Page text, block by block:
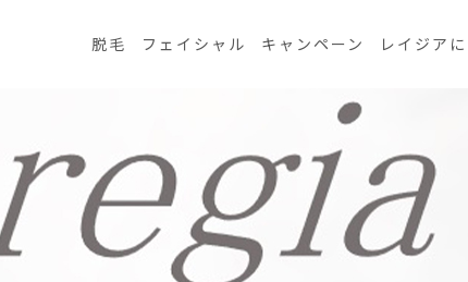
脱毛 フェイシャル キャンペーン レイジア